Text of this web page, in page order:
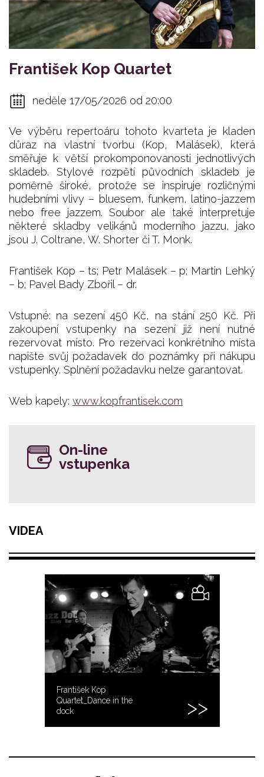
František Kop Quartet
neděle 17/05/2026 od 20:00
Ve výběru repertoáru tohoto kvarteta je kladen
důraz na vlastní tvorbu (Kop, Malásek), která
směřuje k větší prokomponovanosti jednotlivých
skladeb. Stylové rozpětí původních skladeb je
poměrně široké, protože se inspiruje rozličnými
hudebními vlivy – bluesem, funkem, latino-jazzem
nebo free jazzem. Soubor ale také interpretuje
některé skladby velikánů moderního jazzu, jako
jsou J. Coltrane, W. Shorter či T. Monk.
František Kop – ts; Petr Malásek – p; Martin Lehký
– b; Pavel Bady Zbořil – dr.
Vstupné: na sezení 450 Kč, na stání 250 Kč. Při
zakoupení vstupenky na sezení již není nutné
rezervovat místo. Pro rezervaci konkrétního místa
napište svůj požadavek do poznámky při nákupu
vstupenky. Splnění požadavku nelze garantovat.
Web kapely: www.kopfrantisek.com
On-line
vstupenka
VIDEA
František Kop
Quartet_Dance in the
dock